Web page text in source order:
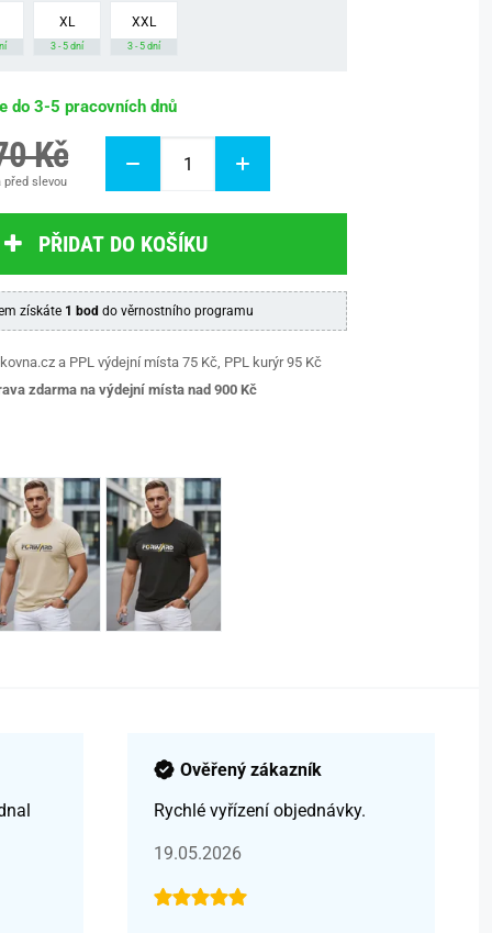
XL
3 - 5 dní
XXL
3 - 5 dní
do 3-5 pracovních dnů
Kč
před slevou
PŘIDAT DO KOŠÍKU
získáte 1 bod do věrnostního programu
a PPL výdejní místa 75 Kč, PPL kurýr 95 Kč
zdarma na výdejní místa nad 900 Kč
Ověřený zákazník
Rychlé vyřízení objednávky.
19.05.2026